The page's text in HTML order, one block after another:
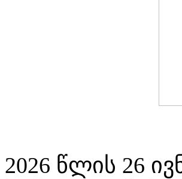
2026 წლის 26